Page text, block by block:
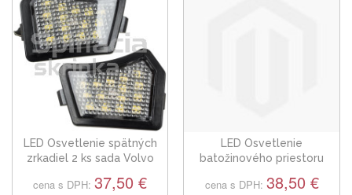
LED Osvetlenie spätných
zrkadiel 2 ks sada Volvo
cena s DPH: 37,50 €
LED Osvetlenie
batožinového priestoru
cena s DPH: 38,50 €